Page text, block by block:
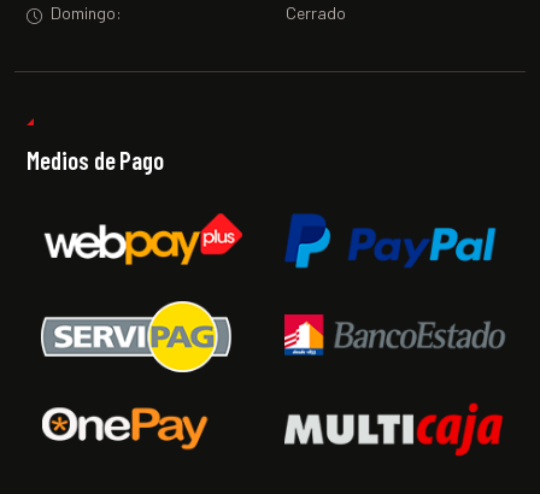
Domingo:
Cerrado
Medios de Pago